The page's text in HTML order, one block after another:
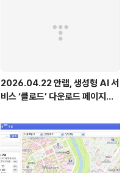
2026.04.22 안랩, 생성형 AI 서
비스 ‘클로드’ 다운로드 페이지로